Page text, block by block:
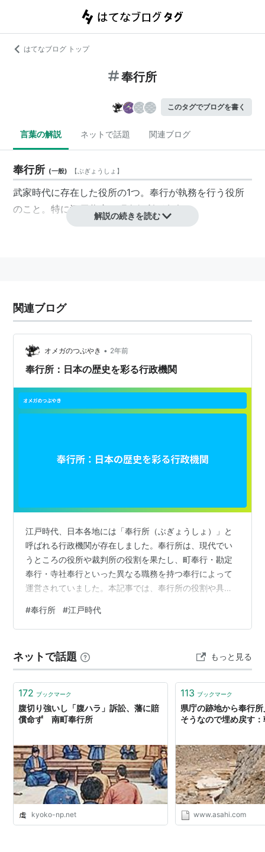
はてなブログ トップ
奉行所
このタグでブログを書く
言葉の解説 ネットで話題 関連ブログ
奉行所 (一般) 【ぶぎょうしょ 】
武家時代に存在した役所の1つ。奉行が執務を行う役所
のこと。特に江戸幕府の町奉行所が有名。
解説の続きを読む
関連ブログ
オメガのつぶやき • 2年前
奉行所：日本の歴史を彩る行政機関
江戸時代、日本各地には「奉行所（ぶぎょうしょ）」と
呼ばれる行政機関が存在しました。奉行所は、現代でい
うところの役所や裁判所の役割を果たし、町奉行・勘定
奉行・寺社奉行といった異なる職務を持つ奉行によって
運営されていました。本記事では、奉行所の役割や具体
す。 １．奉行所の役割とは？ 奉行所の主な役割は、行
政・司法・警察の機能を担うことでした。現代の地方自
に引き受けていたのです。 ①行政の運営 奉行所は、地
域の治安維持や都市計画、商業活動の監督など、幅広い
行政業務を行っていました。例えば、江戸町奉行所…
#奉行所 #江戸時代
ネットで話題 もっと見る
172 ブックマーク
腹切り強いし「腹ハラ」訴訟、藩に賠
償命ず 南町奉行所
kyoko-np.net
113 ブックマーク
県庁の跡地から奉行
そうなので埋め戻す
www.asahi.com